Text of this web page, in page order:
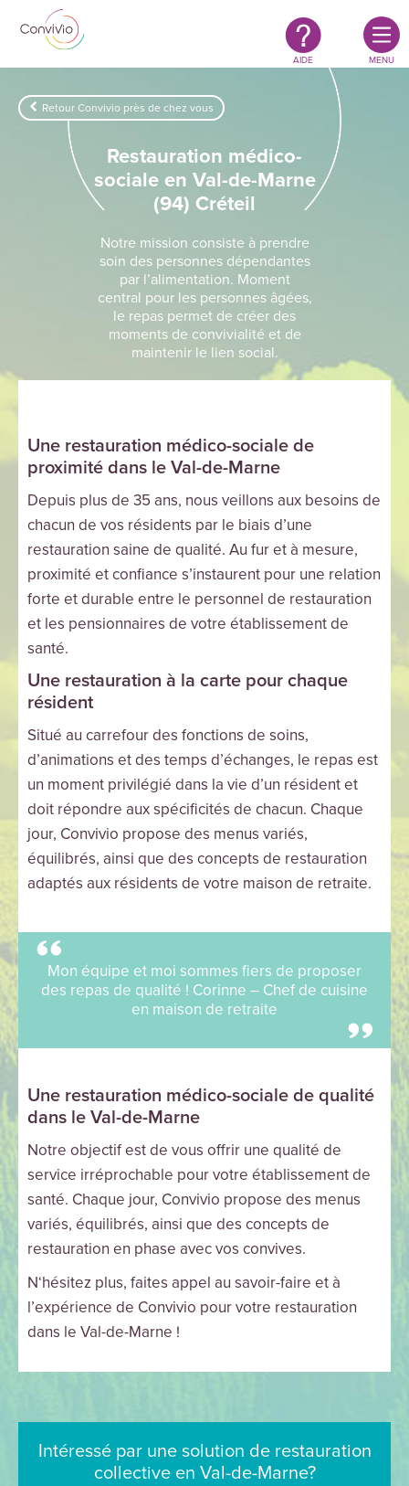
Aller au contenu principal
Restauration
authentique
responsable
AIDE MENU
Retour Convivio près de chez vous
Restauration médico-
sociale en Val-de-Marne
(94) Créteil
Notre mission consiste à prendre
soin des personnes dépendantes
par l’alimentation. Moment
central pour les personnes âgées,
le repas permet de créer des
moments de convivialité et de
maintenir le lien social.
Une restauration médico-sociale de
proximité dans le Val-de-Marne
Depuis plus de 35 ans, nous veillons aux besoins de
chacun de vos résidents par le biais d’une
restauration saine de qualité. Au fur et à mesure,
proximité et confiance s’instaurent pour une relation
forte et durable entre le personnel de restauration
et les pensionnaires de votre établissement de
santé.
Une restauration à la carte pour chaque
résident
Situé au carrefour des fonctions de soins,
d’animations et des temps d’échanges, le repas est
un moment privilégié dans la vie d’un résident et
doit répondre aux spécificités de chacun. Chaque
jour, Convivio propose des menus variés,
équilibrés, ainsi que des concepts de restauration
adaptés aux résidents de votre maison de retraite.
Mon équipe et moi sommes fiers de proposer
des repas de qualité ! Corinne – Chef de cuisine
en maison de retraite
Une restauration médico-sociale de qualité
dans le Val-de-Marne
Notre objectif est de vous offrir une qualité de
service irréprochable pour votre établissement de
santé. Chaque jour, Convivio propose des menus
variés, équilibrés, ainsi que des concepts de
restauration en phase avec vos convives.
N‘hésitez plus, faites appel au savoir-faire et à
l’expérience de Convivio pour votre restauration
dans le Val-de-Marne !
Intéressé par une solution de restauration
collective en Val-de-Marne?